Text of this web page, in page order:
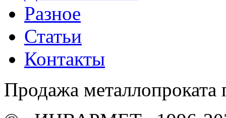
Разное
Статьи
Контакты
Продажа металлопроката